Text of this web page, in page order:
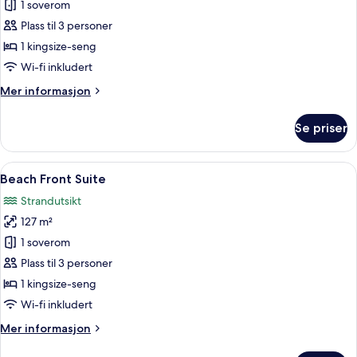
av
Poolside
Villa
1 soverom
Plass til 3 personer
1 kingsize-seng
Wi-fi inkludert
Mer informasjon
Mer
Villa
Se priser
Åpne
alle
bildene
av
Beach
Front
Suite
Beach Front Suite | Safe på
14
Beach Front Suite
Strandutsikt
127 m²
1 soverom
Plass til 3 personer
1 kingsize-seng
Wi-fi inkludert
Mer informasjon
Mer